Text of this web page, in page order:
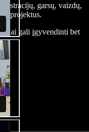
garsų, vaizdų,
projektus.
gali įgyvendinti bet